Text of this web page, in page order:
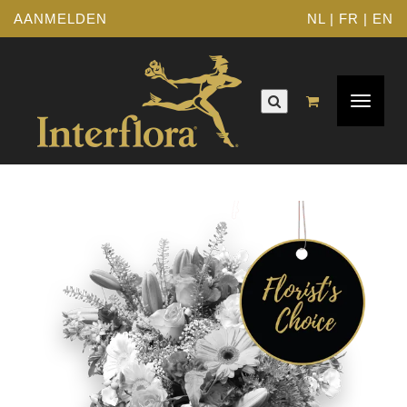
AANMELDEN NL | FR | EN
Toggle